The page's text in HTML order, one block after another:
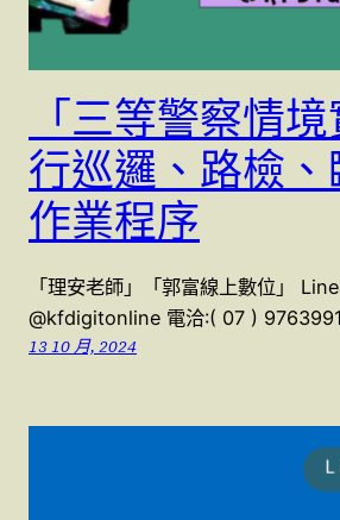
「三等警察情
行巡邏、路檢
作業程序
「理安老師」「郭富線上數位」
@kfdigitonline 電洽:( 07 ) 9763991
13 10 月, 2024